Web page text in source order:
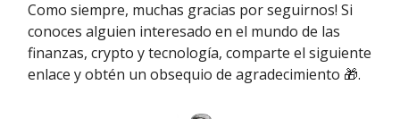
Como siempre, muchas gracias por seguirnos! Si
conoces alguien interesado en el mundo de las
finanzas, crypto y tecnología, comparte el siguiente
enlace y obtén un obsequio de agradecimiento 🎁.